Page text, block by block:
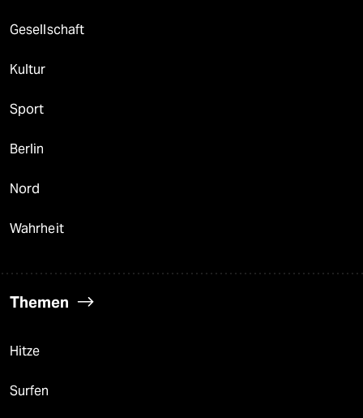
Gesellschaft
Kultur
Sport
Berlin
Nord
Wahrheit
Themen
Hitze
Surfen